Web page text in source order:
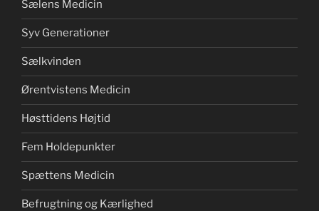
Sælens Medicin
Syv Generationer
Sælkvinden
Ørentvistens Medicin
Høsttidens Højtid
Fem Holdepunkter
Spættens Medicin
Befrugtning og Kærlighed